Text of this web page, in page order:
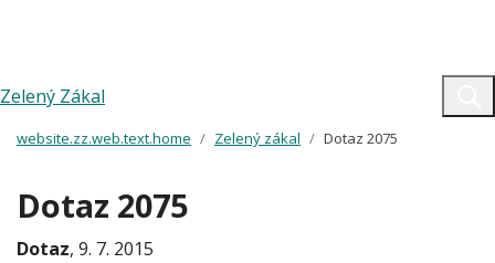
Zelený Zákal
website.zz.web.text.home Zelený zákal Dotaz 2075
Dotaz 2075
Dotaz, 9. 7. 2015